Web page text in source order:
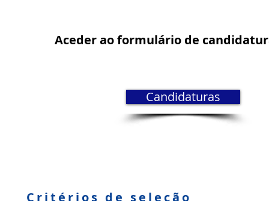
Aceder ao formulário de
Candidaturas
Critérios de seleção